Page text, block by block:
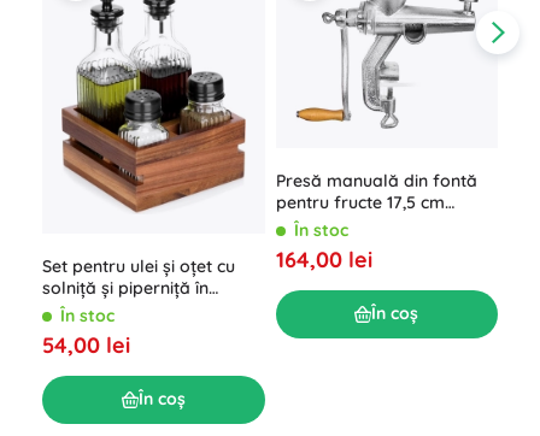
Set pentru ulei și oțet cu
solniță și piperniță în
suport, 5 piese
În stoc
54,00 lei
În coș
Presă manuală din fontă
pentru fructe 17,5 cm
ORION
În stoc
164,00 lei
În coș